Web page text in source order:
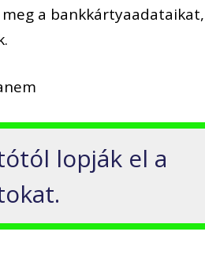
a bankkártyaadataikat,
lopják el a